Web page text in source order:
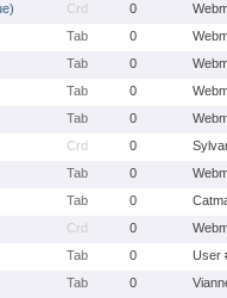
Crd 0
Tab 0
Tab 0
Tab 0
Tab 0
Crd 0
Tab 0
Tab 0
Crd 0
Tab 0
User
Tab 0